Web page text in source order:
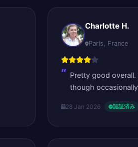
Charlotte H.
Paris, France
Pretty good overall.
though
28 Jan 2026 認証済み